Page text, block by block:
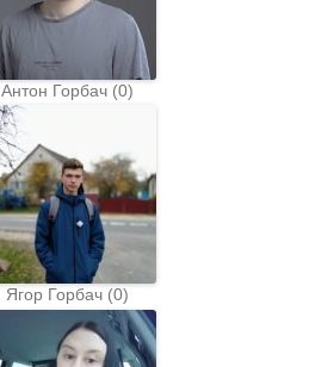
Антон Горбач (0)
Ягор Горбач (0)